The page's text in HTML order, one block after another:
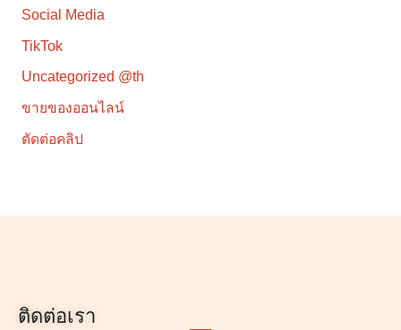
Social Media
TikTok
Uncategorized @th
ขายของออนไลน์
ตัดต่อคลิป
ติดต่อเรา